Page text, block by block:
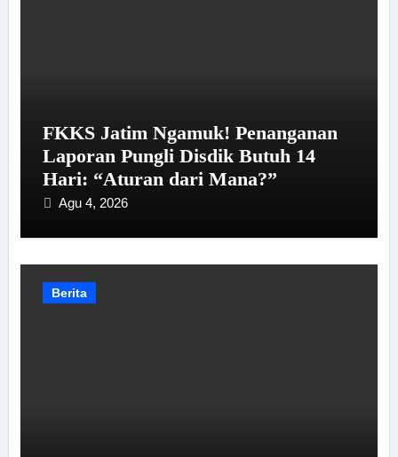
FKKS Jatim Ngamuk! Penanganan
Laporan Pungli Disdik Butuh 14
Hari: “Aturan dari Mana?”
Agu 4, 2026
Berita